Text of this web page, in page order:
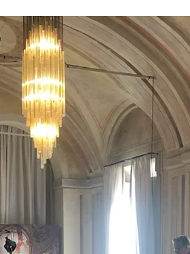
Lors de son premier lundi de repos, le narrateur quitte
le tumulte du théâtre pour marcher dans une Pavia
encore endormie. Au marché, dans la lumière des
visages populaires, il reconnaît l’inspiration
caravagesque de Picchio, le Don Quichotte vieilli de
la mise en scène. Entre simplicité, humanité et beauté
du quotidien, cette déambulation lui révèle que la
création puise sa force dans le peuple, la fragilité et
lumière intérieure des êtres.